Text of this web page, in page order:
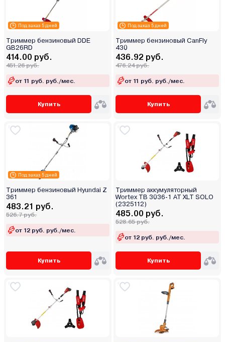
Под заказ 5 дней
Триммер бензиновый DDE
GB26RD
414.00 руб.
451.26 руб.
от 11 руб. руб./мес.
Купить
Под заказ 5 дней
Триммер бензиновый CanFly
430
436.92 руб.
476.24 руб.
от 11 руб. руб./мес.
Купить
Под заказ 5 дней
Триммер бензиновый Hyundai Z
361
483.21 руб.
526.7 руб.
от 12 руб. руб./мес.
Купить
Триммер аккумуляторный
Wortex TB 3036-1 AT XLT SOLO
(2325112)
485.00 руб.
528.65 руб.
от 12 руб. руб./мес.
Купить